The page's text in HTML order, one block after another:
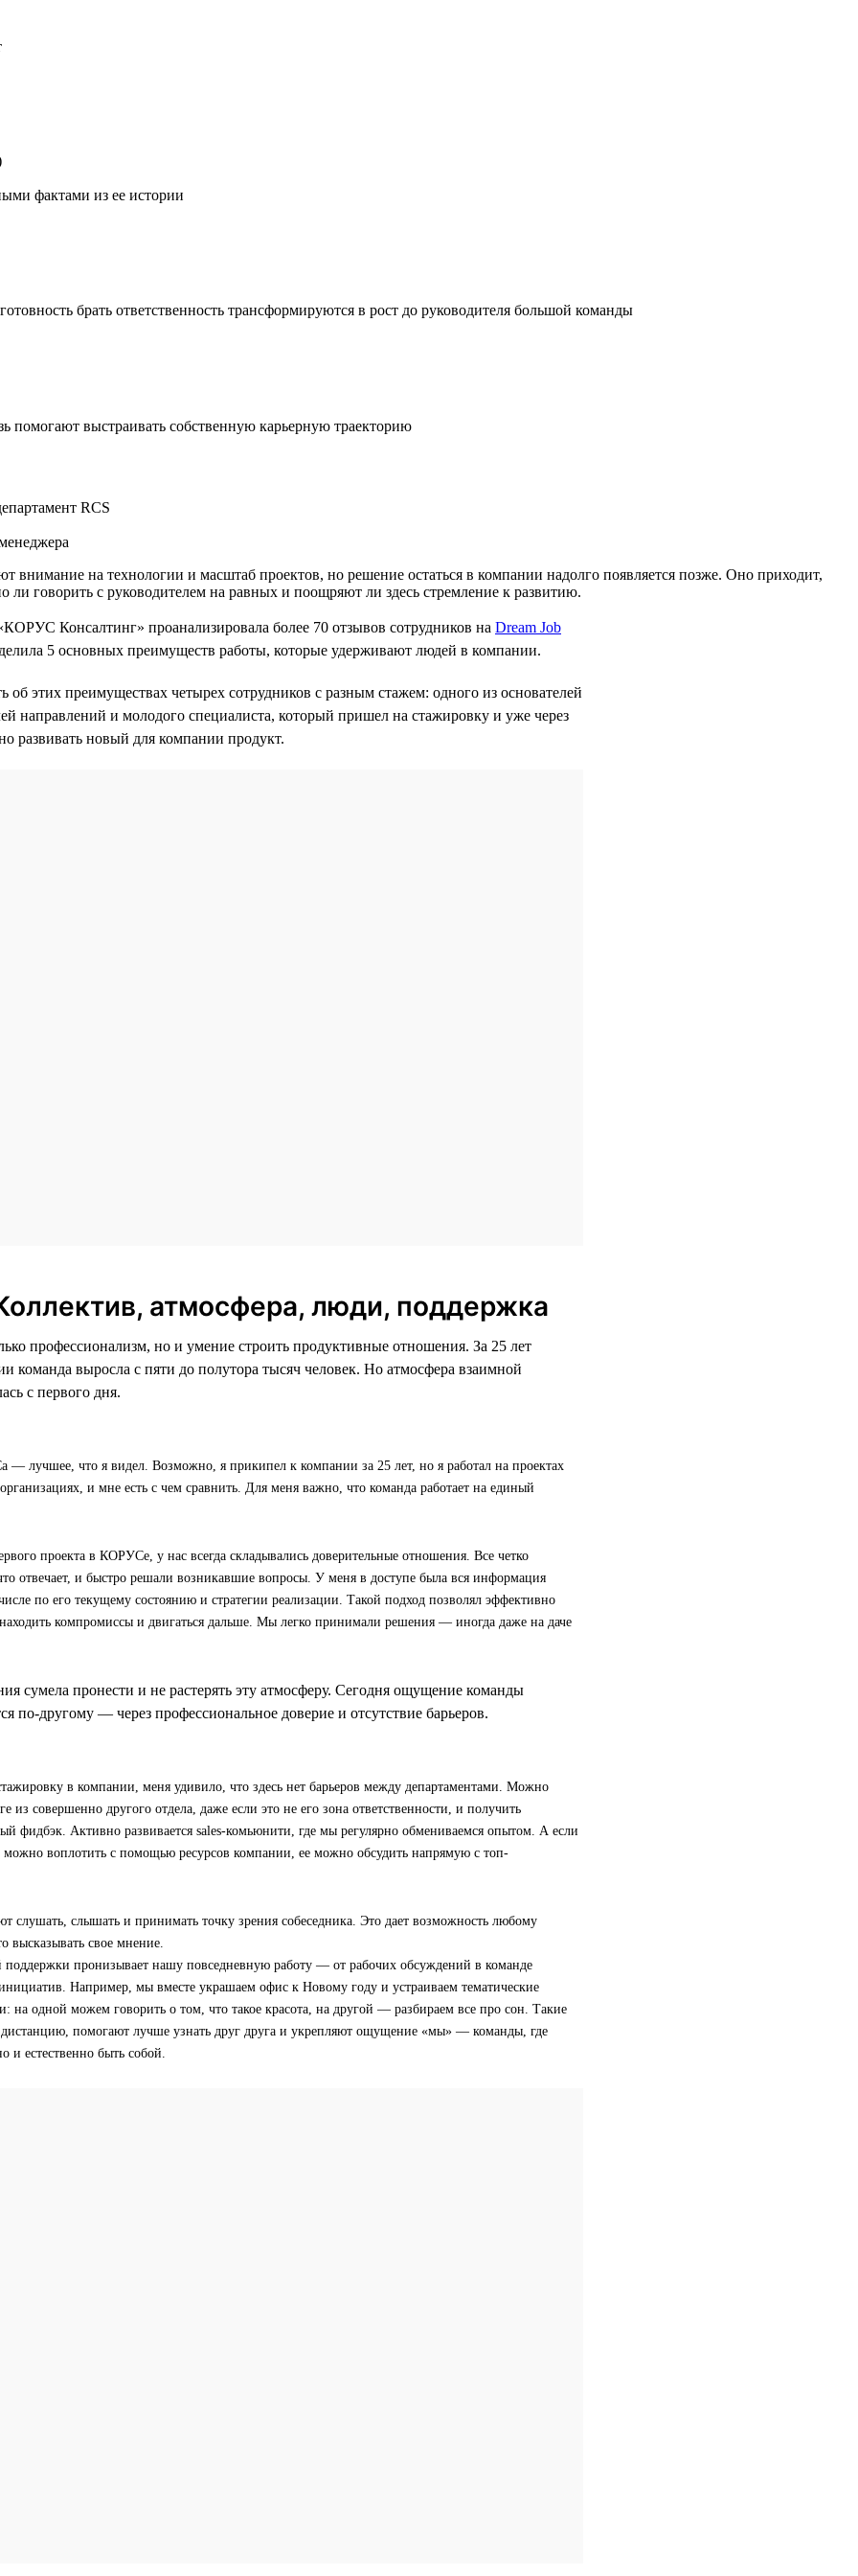
фактами из ее истории
брать ответственность трансформируются в рост до руководителя большой команды
помогают выстраивать собственную карьерную траекторию
RCS
на технологии и масштаб проектов, но решение остаться в компании надолго появляется позже. Оно приходит,
ли говорить с руководителем на равных и поощряют ли здесь стремление к развитию.
Консалтинг» проанализировала более 70 отзывов сотрудников на Dream Job
5 основных преимуществ работы, которые удерживают людей в компании.
этих преимуществах четырех сотрудников с разным стажем: одного из основателей
направлений и молодого специалиста, который пришел на стажировку и уже через
развивать новый для компании продукт.
атмосфера, люди, поддержка
профессионализм, но и умение строить продуктивные отношения. За 25 лет
команда выросла с пяти до полутора тысяч человек. Но атмосфера взаимной
с первого дня.
лучшее, что я видел. Возможно, я прикипел к компании за 25 лет, но я работал на проектах
и мне есть с чем сравнить. Для меня важно, что команда работает на единый
проекта в КОРУСе, у нас всегда складывались доверительные отношения. Все четко
отвечает, и быстро решали возникавшие вопросы. У меня в доступе была вся информация
по его текущему состоянию и стратегии реализации. Такой подход позволял эффективно
компромиссы и двигаться дальше. Мы легко принимали решения — иногда даже на даче
сумела пронести и не растерять эту атмосферу. Сегодня ощущение команды
по-другому — через профессиональное доверие и отсутствие барьеров.
в компании, меня удивило, что здесь нет барьеров между департаментами. Можно
из совершенно другого отдела, даже если это не его зона ответственности, и получить
фидбэк. Активно развивается sales-комьюнити, где мы регулярно обмениваемся опытом. А если
можно воплотить с помощью ресурсов компании, ее можно обсудить напрямую с топ-
слушать, слышать и принимать точку зрения собеседника. Это дает возможность любому
высказывать свое мнение.
поддержки пронизывает нашу повседневную работу — от рабочих обсуждений в команде
Например, мы вместе украшаем офис к Новому году и устраиваем тематические
на одной можем говорить о том, что такое красота, на другой — разбираем все про сон. Такие
помогают лучше узнать друг друга и укрепляют ощущение «мы» — команды, где
и естественно быть собой.